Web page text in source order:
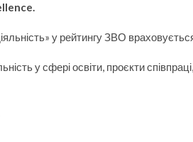
у рейтингу ЗВО
у сфері освіти, проєкти